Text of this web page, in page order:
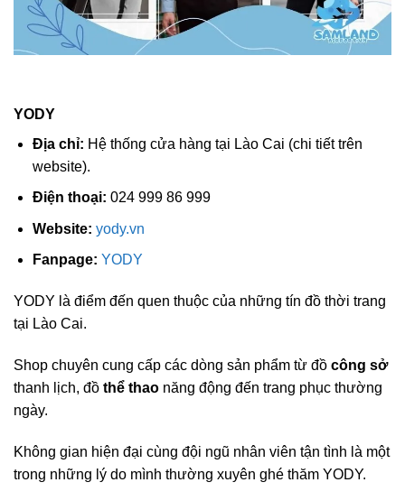
YODY
Địa chỉ: Hệ thống cửa hàng tại Lào Cai (chi tiết trên
website).
Điện thoại: 024 999 86 999
Website: yody.vn
Fanpage: YODY
YODY là điểm đến quen thuộc của những tín đồ thời trang
tại Lào Cai.
Shop chuyên cung cấp các dòng sản phẩm từ đồ công sở
thanh lịch, đồ thể thao năng động đến trang phục thường
ngày.
Không gian hiện đại cùng đội ngũ nhân viên tận tình là một
trong những lý do mình thường xuyên ghé thăm YODY.